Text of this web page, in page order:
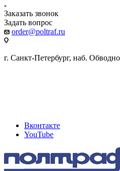
Заказать звонок
Задать вопрос
order@poltraf.ru
г. Санкт-Петербург, наб.
Вконтакте
YouTube